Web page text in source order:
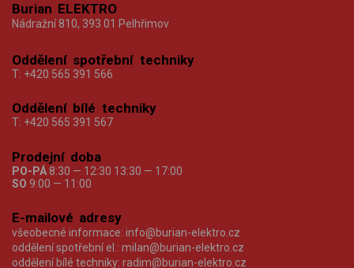
Burian ELEKTRO
Nádražní 810, 393 01 Pelhřimov
Oddělení spotřební techniky
T: +420 565 391 566
Oddělení bílé techniky
T: +420 565 391 567
Prodejní doba
PO-PÁ 8:30 — 12:30 13:30 — 17:00
SO 9:00 — 11:00
E-mailové adresy
všeobecné informace: info@burian-elektro.cz
oddělení spotřební el.: milan@burian-elektro.cz
oddělení bílé techniky: radim@burian-elektro.cz